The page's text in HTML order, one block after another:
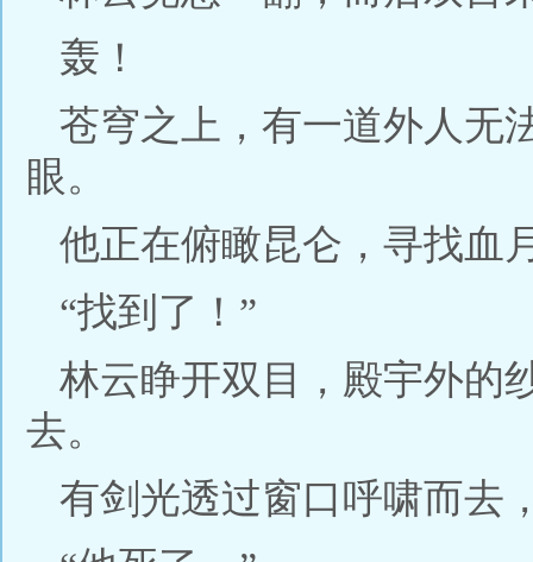
轰！
苍穹之上，有一道外人无
眼。
他正在俯瞰昆仑，寻找血
“找到了！”
林云睁开双目，殿宇外的
去。
有剑光透过窗口呼啸而去